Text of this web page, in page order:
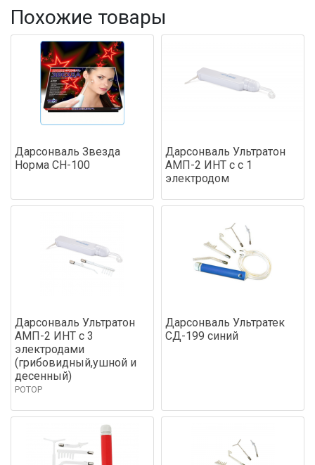
Похожие товары
Дарсонваль Звезда
Норма СН-100
Дарсонваль Ультратон
АМП-2 ИНТ с с 1
электродом
Дарсонваль Ультратон
АМП-2 ИНТ с 3
электродами
(грибовидный,ушной и
десенный)
РОТОР
Дарсонваль Ультратек
СД-199 синий